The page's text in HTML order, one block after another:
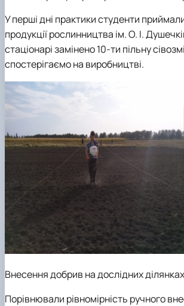
У перші дні практики студенти
продукції рослинництва ім. О. І.
стаціонарі замінено 10-ти пільну
спостерігаємо на виробництві.
Внесення добрив на дослідних
Порівнювали рівномірність ручного